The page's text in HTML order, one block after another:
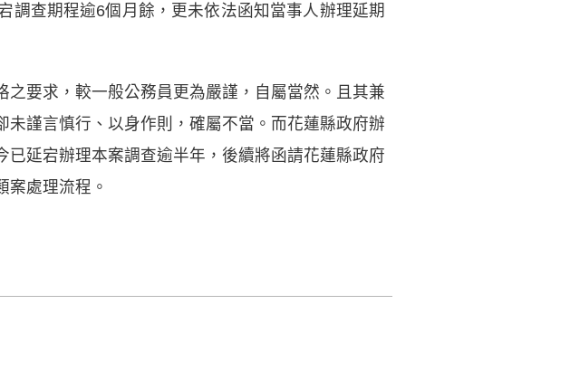
調查期程逾6個月餘，更未依法函知當事人辦理延期
要求，較一般公務員更為嚴謹，自屬當然。且其兼
謹言慎行、以身作則，確屬不當。而花蓮縣政府辦
延宕辦理本案調查逾半年，後續將函請花蓮縣政府
案處理流程。